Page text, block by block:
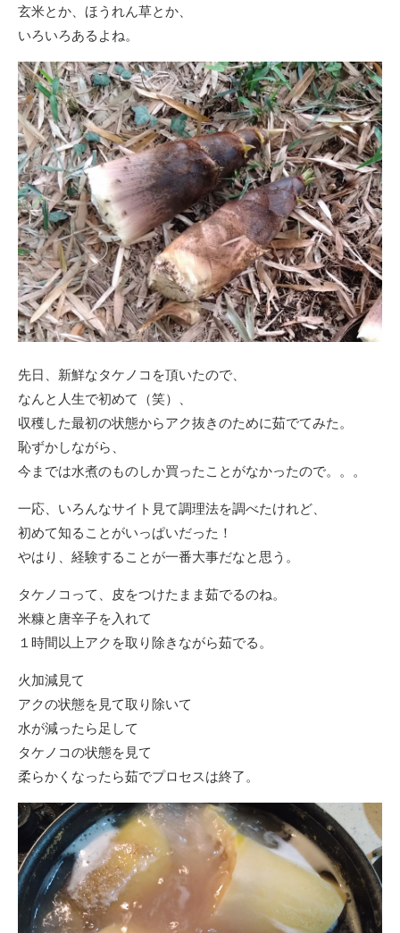
玄米とか、ほうれん草とか、
いろいろあるよね。
先日、新鮮なタケノコを頂いたので、
なんと人生で初めて（笑）、
収穫した最初の状態からアク抜きのために茹でてみた。
恥ずかしながら、
今までは水煮のものしか買ったことがなかったので。。。
一応、いろんなサイト見て調理法を調べたけれど、
初めて知ることがいっぱいだった！
やはり、経験することが一番大事だなと思う。
タケノコって、皮をつけたまま茹でるのね。
米糠と唐辛子を入れて
１時間以上アクを取り除きながら茹でる。
火加減見て
アクの状態を見て取り除いて
水が減ったら足して
タケノコの状態を見て
柔らかくなったら茹でプロセスは終了。